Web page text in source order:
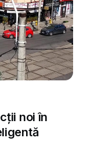
noi în